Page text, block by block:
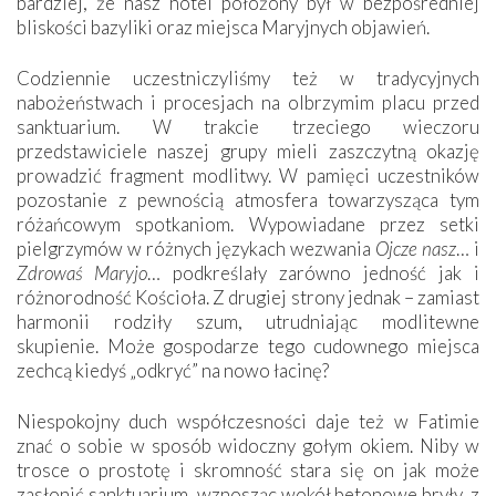
bliskości bazyliki oraz miejsca Maryjnych objawień.
Codziennie uczestniczyliśmy też w tradycyjnych
nabożeństwach i procesjach na olbrzymim placu przed
sanktuarium. W trakcie trzeciego wieczoru
przedstawiciele naszej grupy mieli zaszczytną okazję
prowadzić fragment modlitwy. W pamięci uczestników
pozostanie z pewnością atmosfera towarzysząca tym
różańcowym spotkaniom. Wypowiadane przez setki
pielgrzymów w różnych językach wezwania Ojcze nasz… i
Zdrowaś Maryjo… podkreślały zarówno jedność jak i
różnorodność Kościoła. Z drugiej strony jednak – zamiast
harmonii rodziły szum, utrudniając modlitewne
skupienie. Może gospodarze tego cudownego miejsca
zechcą kiedyś „odkryć” na nowo łacinę?
Niespokojny duch współczesności daje też w Fatimie
znać o sobie w sposób widoczny gołym okiem. Niby w
trosce o prostotę i skromność stara się on jak może